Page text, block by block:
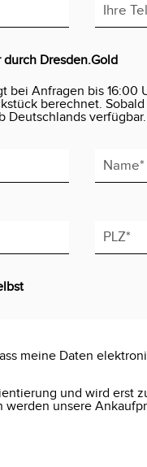
Dresden.Gold
bei Anfragen bis 16:00
berechnet.
Deutschlands verfügbar.
meine Daten
und wird erst
unsere